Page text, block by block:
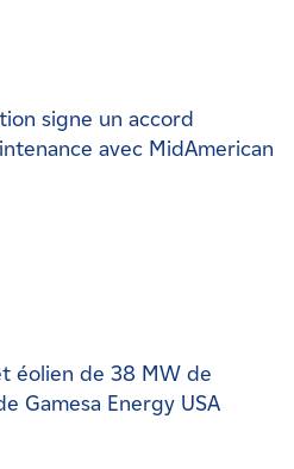
signe un accord
avec MidAmerican
éolien de 38 MW de
Gamesa Energy USA